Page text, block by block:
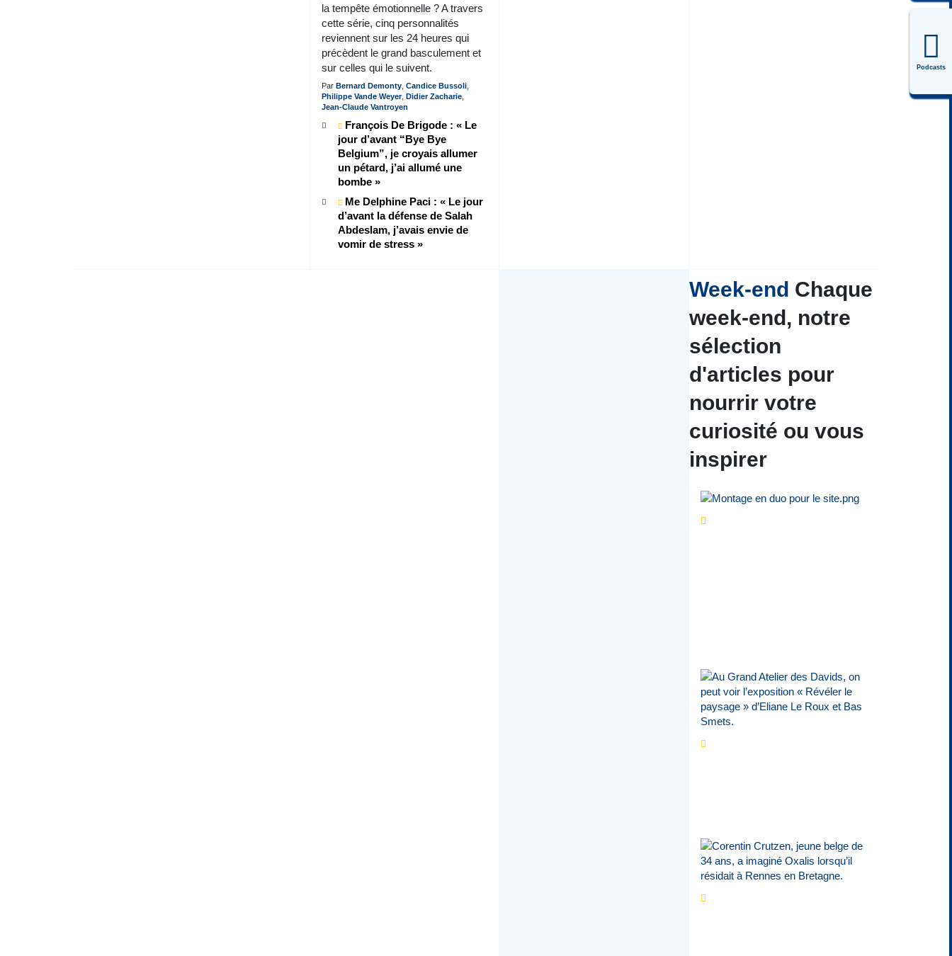
Podcasts
la tempête émotionnelle ? A travers
cette série, cinq personnalités
reviennent sur les 24 heures qui
précèdent le grand basculement et
sur celles qui le suivent.
Par Bernard Demonty, Candice Bussoli,
Philippe Vande Weyer, Didier Zacharie,
Jean-Claude Vantroyen
François De Brigode : « Le
jour d’avant “Bye Bye
Belgium”, je croyais allumer
un pétard, j’ai allumé une
bombe »
Me Delphine Paci : « Le jour
d’avant la défense de Salah
Abdeslam, j’avais envie de
vomir de stress »
Week-end Chaque
week-end, notre
sélection
d'articles pour
nourrir votre
curiosité ou vous
inspirer